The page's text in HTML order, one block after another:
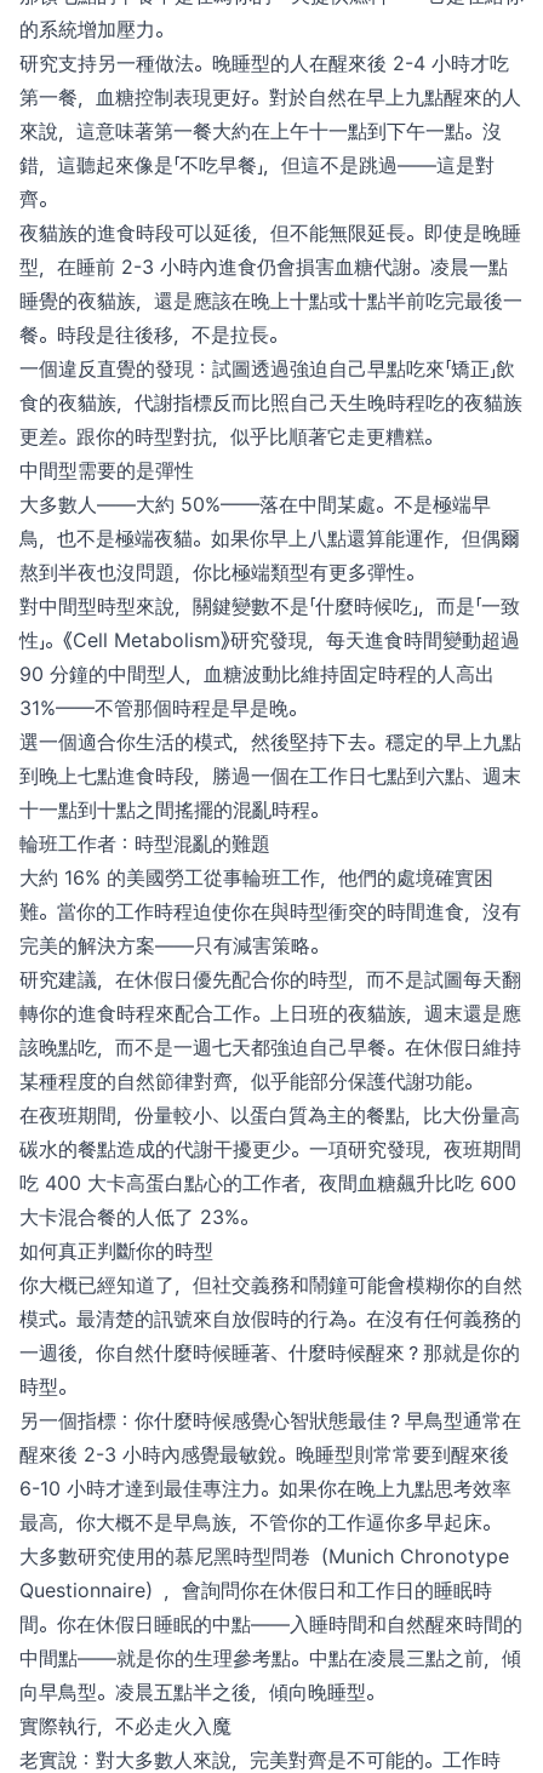
的系統增加壓力。
研究支持另一種做法。晚睡型的人在醒來後 2-4 小時才吃
第一餐，血糖控制表現更好。對於自然在早上九點醒來的人
來說，這意味著第一餐大約在上午十一點到下午一點。沒
錯，這聽起來像是「不吃早餐」，但這不是跳過——這是對
齊。
夜貓族的進食時段可以延後，但不能無限延長。即使是晚睡
型，在睡前 2-3 小時內進食仍會損害血糖代謝。凌晨一點
睡覺的夜貓族，還是應該在晚上十點或十點半前吃完最後一
餐。時段是往後移，不是拉長。
一個違反直覺的發現：試圖透過強迫自己早點吃來「矯正」飲
食的夜貓族，代謝指標反而比照自己天生晚時程吃的夜貓族
更差。跟你的時型對抗，似乎比順著它走更糟糕。
中間型需要的是彈性
大多數人——大約 50%——落在中間某處。不是極端早
鳥，也不是極端夜貓。如果你早上八點還算能運作，但偶爾
熬到半夜也沒問題，你比極端類型有更多彈性。
對中間型時型來說，關鍵變數不是「什麼時候吃」，而是「一致
性」。《Cell Metabolism》研究發現，每天進食時間變動超過
90 分鐘的中間型人，血糖波動比維持固定時程的人高出
31%——不管那個時程是早是晚。
選一個適合你生活的模式，然後堅持下去。穩定的早上九點
到晚上七點進食時段，勝過一個在工作日七點到六點、週末
十一點到十點之間搖擺的混亂時程。
輪班工作者：時型混亂的難題
大約 16% 的美國勞工從事輪班工作，他們的處境確實困
難。當你的工作時程迫使你在與時型衝突的時間進食，沒有
完美的解決方案——只有減害策略。
研究建議，在休假日優先配合你的時型，而不是試圖每天翻
轉你的進食時程來配合工作。上日班的夜貓族，週末還是應
該晚點吃，而不是一週七天都強迫自己早餐。在休假日維持
某種程度的自然節律對齊，似乎能部分保護代謝功能。
在夜班期間，份量較小、以蛋白質為主的餐點，比大份量高
碳水的餐點造成的代謝干擾更少。一項研究發現，夜班期間
吃 400 大卡高蛋白點心的工作者，夜間血糖飆升比吃 600
大卡混合餐的人低了 23%。
如何真正判斷你的時型
你大概已經知道了，但社交義務和鬧鐘可能會模糊你的自然
模式。最清楚的訊號來自放假時的行為。在沒有任何義務的
一週後，你自然什麼時候睡著、什麼時候醒來？那就是你的
時型。
另一個指標：你什麼時候感覺心智狀態最佳？早鳥型通常在
醒來後 2-3 小時內感覺最敏銳。晚睡型則常常要到醒來後
6-10 小時才達到最佳專注力。如果你在晚上九點思考效率
最高，你大概不是早鳥族，不管你的工作逼你多早起床。
大多數研究使用的慕尼黑時型問卷（Munich Chronotype
Questionnaire），會詢問你在休假日和工作日的睡眠時
間。你在休假日睡眠的中點——入睡時間和自然醒來時間的
中間點——就是你的生理參考點。中點在凌晨三點之前，傾
向早鳥型。凌晨五點半之後，傾向晚睡型。
實際執行，不必走火入魔
老實說：對大多數人來說，完美對齊是不可能的。工作時